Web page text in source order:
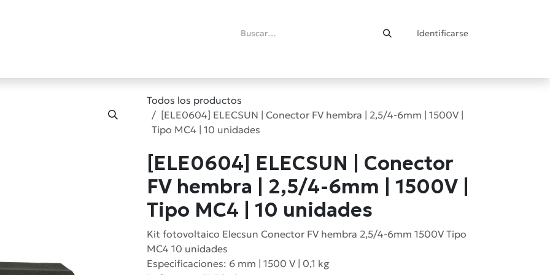
Identificarse
Todos los productos
[ELE0604] ELECSUN | Conector FV hembra | 2,5/4-6mm | 1500V |
Tipo MC4 | 10 unidades
[ELE0604] ELECSUN | Conector
FV hembra | 2,5/4-6mm | 1500V |
Tipo MC4 | 10 unidades
Kit fotovoltaico Elecsun Conector FV hembra 2,5/4-6mm 1500V Tipo
MC4 10 unidades
Especificaciones: 6 mm | 1500 V | 0,1 kg